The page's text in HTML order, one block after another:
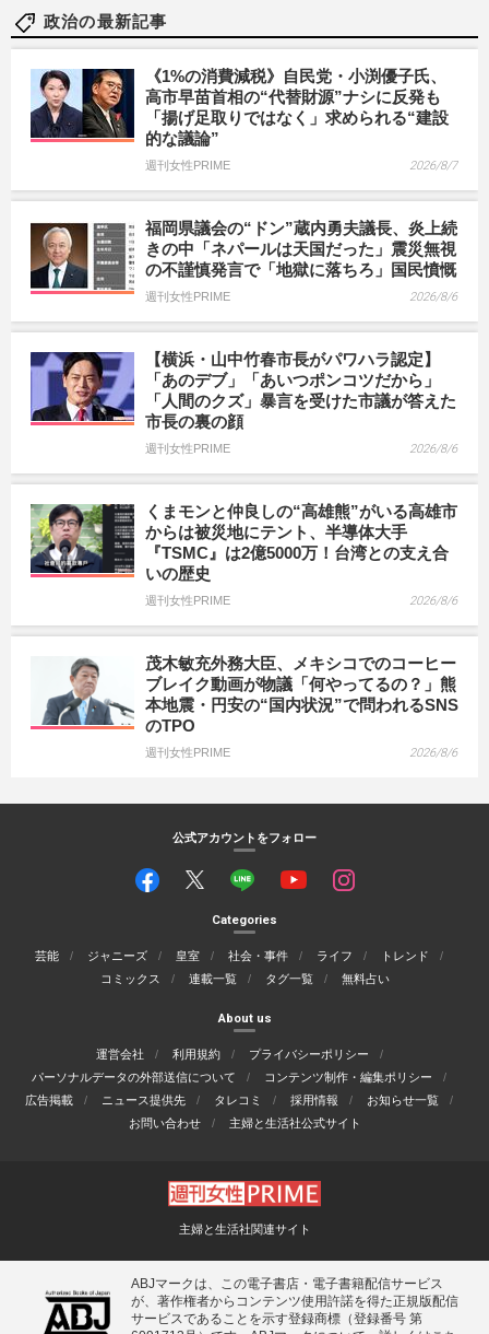
政治の最新記事
《1%の消費減税》自民党・小渕優子氏、
高市早苗首相の“代替財源”ナシに反発も
「揚げ足取りではなく」求められる“建設
的な議論”
週刊女性PRIME 2026/8/7
福岡県議会の“ドン”蔵内勇夫議長、炎上続
きの中「ネパールは天国だった」震災無視
の不謹慎発言で「地獄に落ちろ」国民憤慨
週刊女性PRIME 2026/8/6
【横浜・山中竹春市長がパワハラ認定】
「あのデブ」「あいつポンコツだから」
「人間のクズ」暴言を受けた市議が答えた
市長の裏の顔
週刊女性PRIME 2026/8/6
くまモンと仲良しの“高雄熊”がいる高雄市
からは被災地にテント、半導体大手
『TSMC』は2億5000万！台湾との支え合
いの歴史
週刊女性PRIME 2026/8/6
茂木敏充外務大臣、メキシコでのコーヒー
ブレイク動画が物議「何やってるの？」熊
本地震・円安の“国内状況”で問われるSNS
のTPO
週刊女性PRIME 2026/8/6
公式アカウントをフォロー
Categories
芸能 ジャニーズ 皇室 社会・事件 ライフ
トレンド
コミックス
連載一覧 タグ一覧 無料占い
About us
運営会社 利用規約
プライバシーポリシー
パーソナルデータの外部送信について
コンテンツ制作・編集ポリシー
広告掲載
ニュース提供先 タレコミ 採用情報
お知らせ一覧
お問い合わせ
主婦と生活社公式サイト
主婦と生活社関連サイト
ABJマークは、この電子書店・電子書籍配信サービス
が、著作権者からコンテンツ使用許諾を得た正規版配信
サービスであることを示す登録商標（登録番号 第